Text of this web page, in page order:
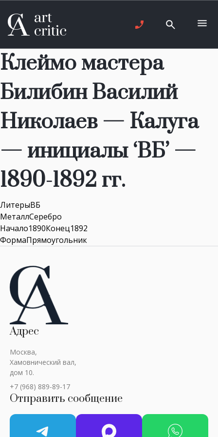
Клеймо мастера
Билибин Василий
Николаев — Калуга
— инициалы ‘ВБ’ —
1890-1892 гг.
ЛитерыВБ
МеталлСеребро
Начало1890Конец1892
ФормаПрямоугольник
Адрес
Москва,
Хамовнический вал,
дом 10.
+7 (968) 889-89-17
Отправить сообщение